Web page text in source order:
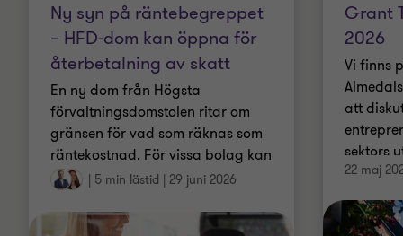
Ny syn på räntebegreppet
– HFD-dom kan öppna för
återbetalning av skatt
En ny dom från Högsta
förvaltningsdomstolen ritar om
gränsen för vad som räknas som
räntekostnad. För vissa bolag kan
det få en ganska konkret effekt –
går att få tillbaka.
| 5 min lästid | 29 juni 2026
Grant
2026
Vi finns
att
sektors
22 maj